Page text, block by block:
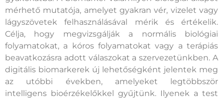
mérhető mutatója, amelyet gyakran vér, vizelet vagy
lágyszövetek felhasználásával mérik és értékelik.
Célja, hogy megvizsgálják a normális biológiai
folyamatokat, a kóros folyamatokat vagy a terápiás
beavatkozásra adott válaszokat a szervezetünkben. A
digitális biomarkerek új lehetőségként jelentek meg
az utóbbi években, amelyeket legtöbbször
intelligens bioérzékelőkkel gyűjtünk. Ilyenek a test